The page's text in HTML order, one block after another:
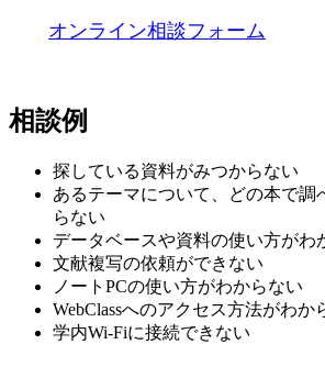
オンライン相談フォーム
相談例
探している資料がみつからない
あるテーマについて、どの本で調
らない
データベースや資料の使い方がわ
文献複写の依頼ができない
ノートPCの使い方がわからない
WebClassへのアクセス方法がわか
学内Wi-Fiに接続できない